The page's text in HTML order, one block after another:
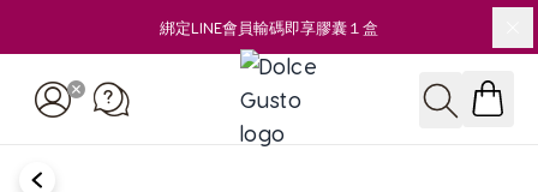
綁定LINE會員輸碼即享膠囊１盒
搜尋
BACK